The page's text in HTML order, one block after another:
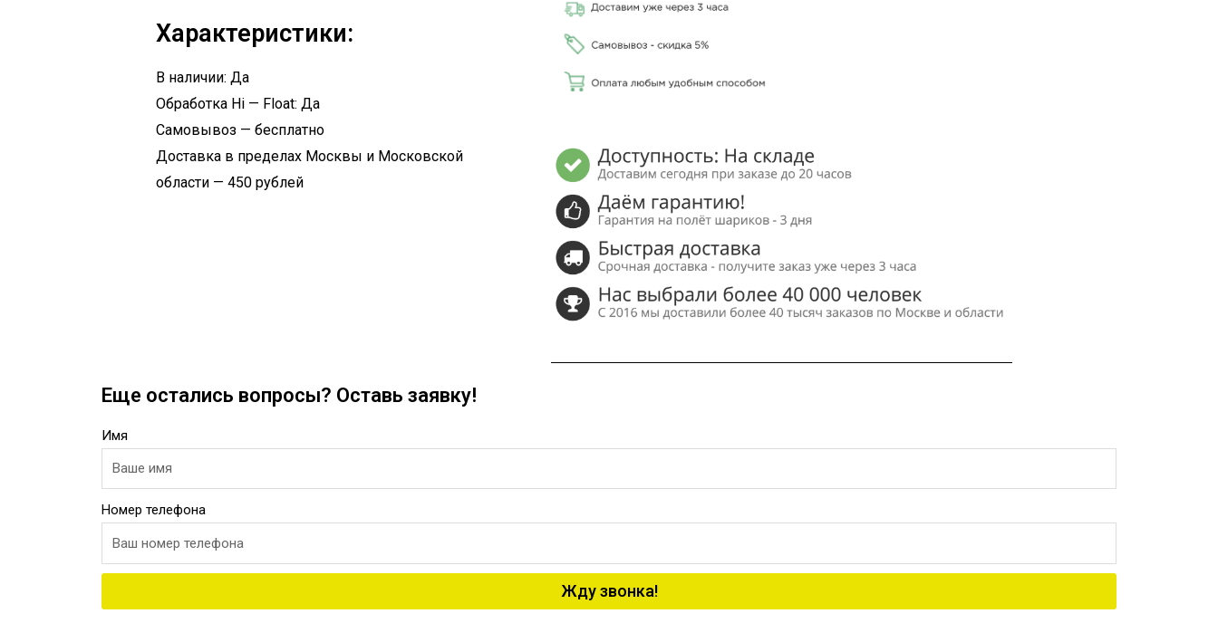
Характеристики:
В наличии: Да
Обработка Hi — Float: Да
Самовывоз — бесплатно
Доставка в пределах Москвы и Московской
области — 450 рублей
Еще остались вопросы? Оставь заявку!
Имя
Номер телефона
Жду звонка!